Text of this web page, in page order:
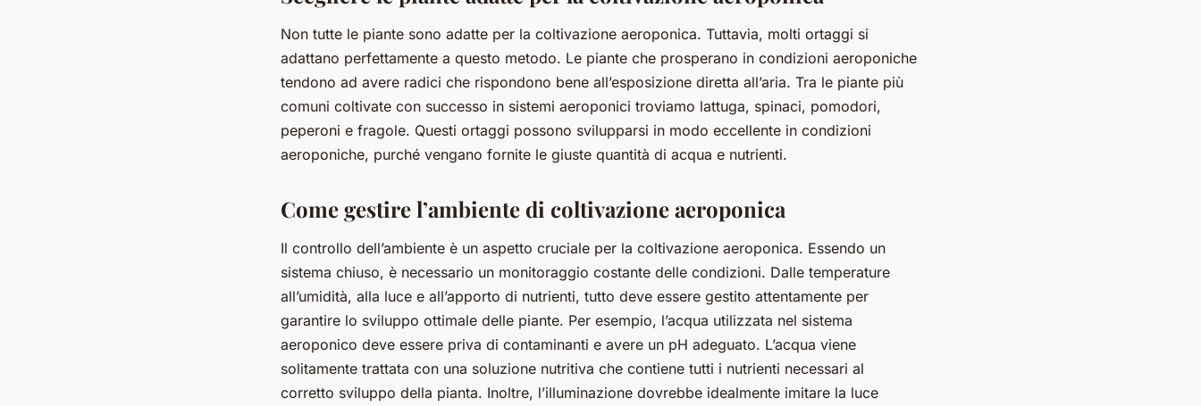
Non tutte le piante sono adatte per la coltivazione aeroponica. Tuttavia, molti ortaggi si
adattano perfettamente a questo metodo. Le piante che prosperano in condizioni aeroponiche
tendono ad avere radici che rispondono bene all’esposizione diretta all’aria. Tra le piante più
comuni coltivate con successo in sistemi aeroponici troviamo lattuga, spinaci, pomodori,
peperoni e fragole. Questi ortaggi possono svilupparsi in modo eccellente in condizioni
aeroponiche, purché vengano fornite le giuste quantità di acqua e nutrienti.
Come gestire l’ambiente di coltivazione aeroponica
Il controllo dell’ambiente è un aspetto cruciale per la coltivazione aeroponica. Essendo un
sistema chiuso, è necessario un monitoraggio costante delle condizioni. Dalle temperature
all’umidità, alla luce e all’apporto di nutrienti, tutto deve essere gestito attentamente per
garantire lo sviluppo ottimale delle piante. Per esempio, l’acqua utilizzata nel sistema
aeroponico deve essere priva di contaminanti e avere un pH adeguato. L’acqua viene
solitamente trattata con una soluzione nutritiva che contiene tutti i nutrienti necessari al
corretto sviluppo della pianta. Inoltre, l’illuminazione dovrebbe idealmente imitare la luce